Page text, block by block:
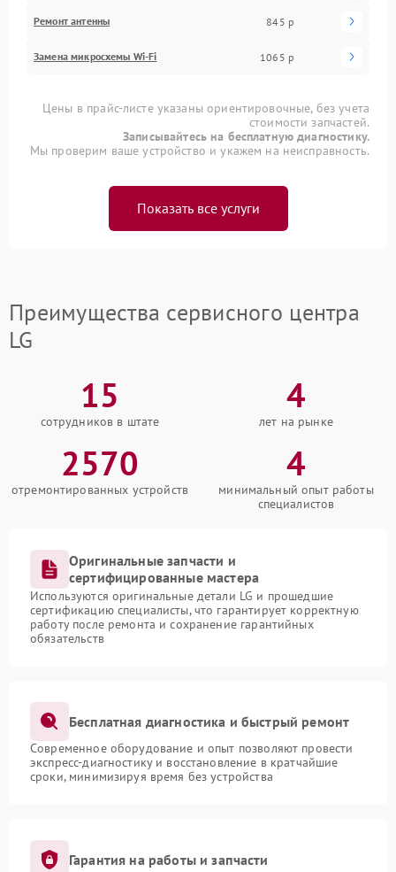
Ремонт антенны 845 р
Замена микросхемы Wi-Fi 1065 р
Цены в прайс-листе указаны ориентировочные, без учета
стоимости запчастей.
Записывайтесь на бесплатную диагностику.
Мы проверим ваше устройство и укажем на неисправность.
Показать все услуги
Преимущества сервисного центра
LG
15
сотрудников в штате
4
лет на рынке
2570
отремонтированных устройств
4
минимальный опыт работы
специалистов
Оригинальные запчасти и
сертифицированные мастера
Используются оригинальные детали LG и прошедшие
сертификацию специалисты, что гарантирует корректную
работу после ремонта и сохранение гарантийных
обязательств
Бесплатная диагностика и быстрый ремонт
Современное оборудование и опыт позволяют провести
экспресс-диагностику и восстановление в кратчайшие
сроки, минимизируя время без устройства
Гарантия на работы и запчасти